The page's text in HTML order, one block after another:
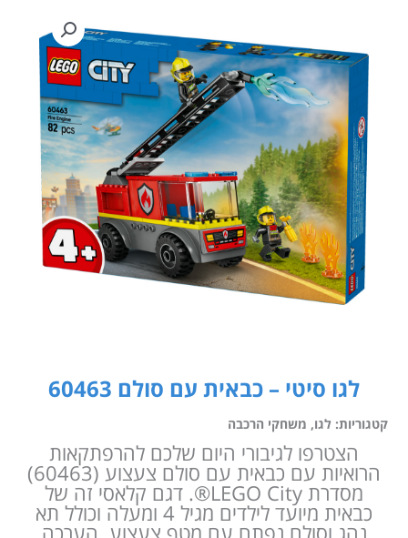
לגו סיטי – כבאית עם סולם 60463
קטגוריות: לגו, משחקי הרכבה
הצטרפו לגיבורי היום שלכם להרפתקאות
הרואיות עם כבאית עם סולם צעצוע (60463)
מסדרת LEGO City®. דגם קלאסי זה של
כבאית מיועד לילדים מגיל 4 ומעלה וכולל תא